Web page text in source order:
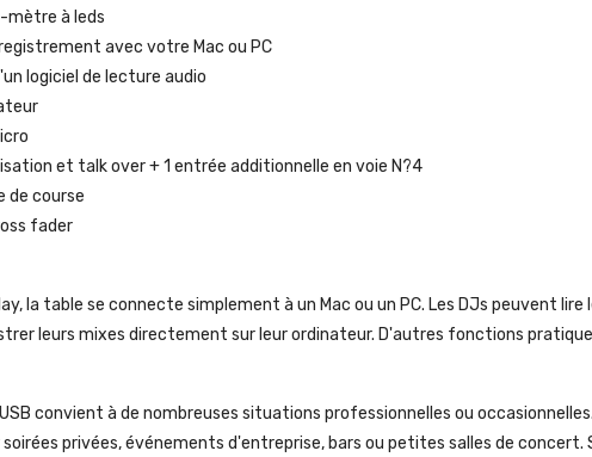
mètre à leds
avec votre Mac ou PC
logiciel de lecture audio
et talk over + 1 entrée additionnelle en voie N?4
de course
fader
la table se connecte simplement à un Mac ou un PC. Les DJs peuvent
leurs mixes directement sur leur ordinateur. D'autres fonctions
convient à de nombreuses situations professionnelles ou
privées, événements d'entreprise, bars ou petites salles de